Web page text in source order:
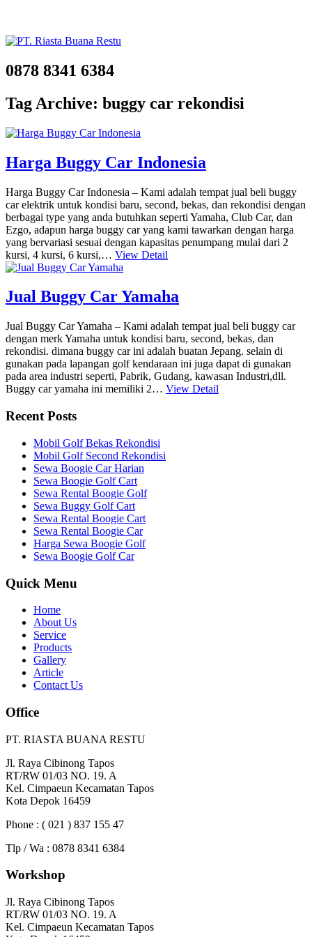
0878 8341 6384
Tag Archive: buggy car rekondisi
Harga Buggy Car Indonesia
Harga Buggy Car Indonesia – Kami adalah tempat jual beli buggy
car elektrik untuk kondisi baru, second, bekas, dan rekondisi dengan
berbagai type yang anda butuhkan seperti Yamaha, Club Car, dan
Ezgo, adapun harga buggy car yang kami tawarkan dengan harga
yang bervariasi sesuai dengan kapasitas penumpang mulai dari 2
kursi, 4 kursi, 6 kursi,… View Detail
Jual Buggy Car Yamaha
Jual Buggy Car Yamaha – Kami adalah tempat jual beli buggy car
dengan merk Yamaha untuk kondisi baru, second, bekas, dan
rekondisi. dimana buggy car ini adalah buatan Jepang. selain di
gunakan pada lapangan golf kendaraan ini juga dapat di gunakan
pada area industri seperti, Pabrik, Gudang, kawasan Industri,dll.
Buggy car yamaha ini memiliki 2… View Detail
Recent Posts
Mobil Golf Bekas Rekondisi
Mobil Golf Second Rekondisi
Sewa Boogie Car Harian
Sewa Boogie Golf Cart
Sewa Rental Boogie Golf
Sewa Buggy Golf Cart
Sewa Rental Boogie Cart
Sewa Rental Boogie Car
Harga Sewa Boogie Golf
Sewa Boogie Golf Car
Quick Menu
Home
About Us
Service
Products
Gallery
Article
Contact Us
Office
PT. RIASTA BUANA RESTU
Jl. Raya Cibinong Tapos
RT/RW 01/03 NO. 19. A
Kel. Cimpaeun Kecamatan Tapos
Kota Depok 16459
Phone : ( 021 ) 837 155 47
Tlp / Wa : 0878 8341 6384
Workshop
Jl. Raya Cibinong Tapos
RT/RW 01/03 NO. 19. A
Kel. Cimpaeun Kecamatan Tapos